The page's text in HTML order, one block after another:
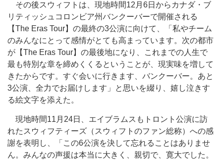
その後スウィフトは、現地時間12月6日からカナダ・ブ
リティッシュコロンビア州バンクーバーで開催される
【The Eras Tour】の最終の3公演に向けて、「私やチーム
のみんなにとって感情がとても高まっています。次の都市
が【The Eras Tour】の最後地になり、これまでの人生で
最も特別な章を締めくくるということが、現実味を増して
きたからです。すぐ会いに行きます、バンクーバー。あと
3公演、全力でお届けします」と思いを綴り、 嬉し泣きす
る絵文字を添えた。
現地時間11月24日、エイブラムスもトロント公演に訪
れたスウィフティーズ（スウィフトのファン総称）への感
謝を表明し、「この6公演を決して忘れることはありませ
ん。みんなの声援は本当に大きく、親切で、 寛大でした。